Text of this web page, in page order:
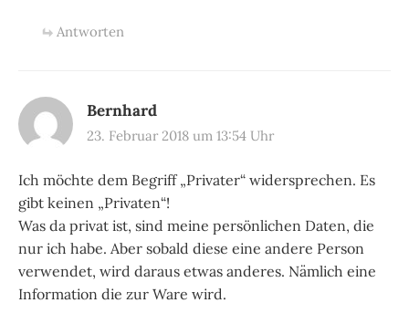
Antworten
Bernhard
23. Februar 2018 um 13:54 Uhr
Ich möchte dem Begriff „Privater“ widersprechen. Es
gibt keinen „Privaten“!
Was da privat ist, sind meine persönlichen Daten, die
nur ich habe. Aber sobald diese eine andere Person
verwendet, wird daraus etwas anderes. Nämlich eine
Information die zur Ware wird.